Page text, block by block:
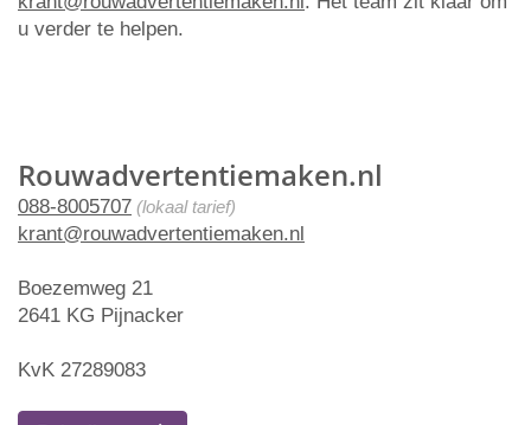
Rouwadvertentiemaken.nl
088-8005707 (lokaal tarief)
krant@rouwadvertentiemaken.nl
Boezemweg 21
2641 KG Pijnacker
KvK 27289083
u verder te helpen.